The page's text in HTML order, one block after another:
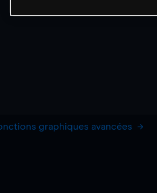
graphiques avancées